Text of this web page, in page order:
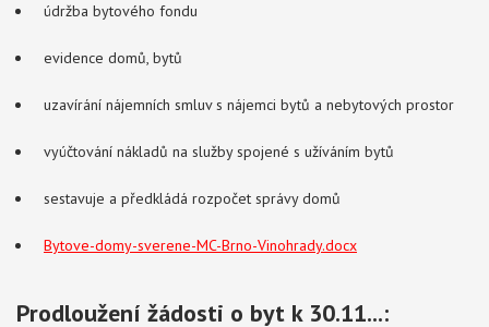
údržba bytového fondu
evidence domů, bytů
uzavírání nájemních smluv s nájemci bytů a nebytových prostor
vyúčtování nákladů na služby spojené s užíváním bytů
sestavuje a předkládá rozpočet správy domů
Bytove-domy-sverene-MC-Brno-Vinohrady.docx
Prodloužení žádosti o byt k 30.11...: